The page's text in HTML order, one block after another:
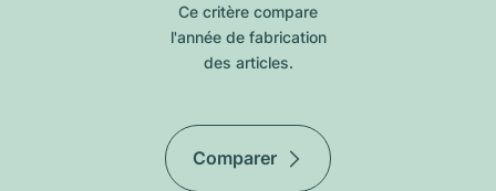
Ce critère compare
l'année de fabrication
des articles.
Comparer